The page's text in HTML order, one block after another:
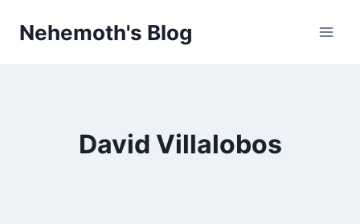
Nehemoth's Blog
David Villalobos